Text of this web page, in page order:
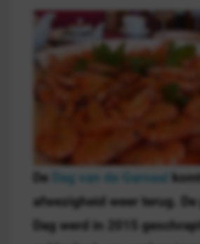
De Dag van de Garnaal
afwezigheid weer terug.
Dag werd in 2015